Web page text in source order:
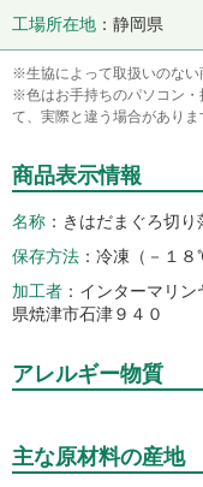
工場所在地
静岡県
※生協によって取扱いのない
※色はお手持ちのパソコン・
て、実際と違う場合がありま
商品表示情報
名称
きはだまぐろ切り
保存方法
冷凍（－１８
加工者
インターマリ
県焼津市石津９４０
アレルギー物質
主な原材料の産地